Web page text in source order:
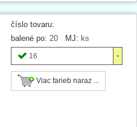
číslo tovaru:
balené po: 20 MJ: ks
16
Viac farieb naraz ...